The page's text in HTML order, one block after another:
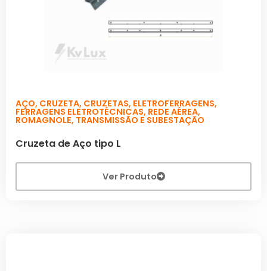
AÇO, CRUZETA, CRUZETAS, ELETROFERRAGENS,
FERRAGENS ELETROTÉCNICAS, REDE AÉREA,
ROMAGNOLE, TRANSMISSÃO E SUBESTAÇÃO
Cruzeta de Aço tipo L
Ver Produto